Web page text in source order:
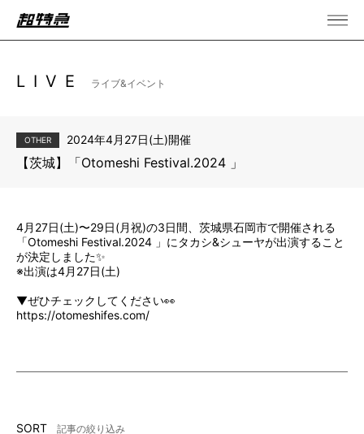
LIVE ライブ&イベント
OTHER 2024年4月27日(土)開催
【茨城】「Otomeshi Festival.2024 」
4月27日(土)〜29日(月祝)の3日間、茨城県石岡市で開催される
「Otomeshi Festival.2024 」にタカシ&シューヤが出演すること
が決定しました✨
※出演は4月27日(土)
▼ぜひチェックしてください👀
https://otomeshifes.com/
SORT 記事の絞り込み